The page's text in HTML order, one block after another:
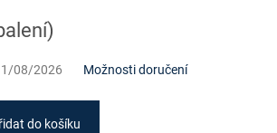
08/2026 Možnosti doručení
do košíku